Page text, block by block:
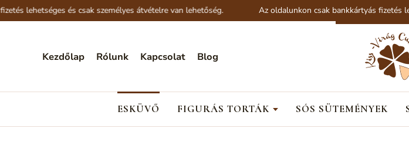
és csak személyes átvételre van lehetőség. Az oldalunkon csak bankkártyás fizetés lehetséges
Kezdőlap Rólunk Kapcsolat Blog
ESKÜVŐ FIGURÁS TORTÁK SÓS SÜTEMÉNYEK